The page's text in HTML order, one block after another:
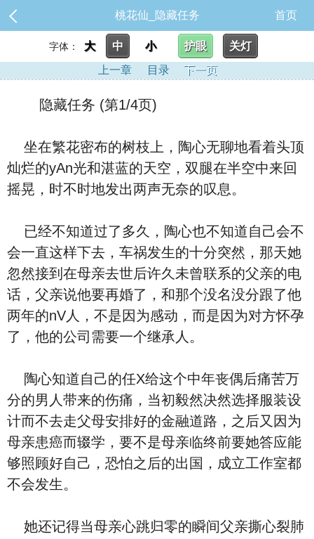
桃花仙_隐藏任务 首页
字体： 大 中 小 护眼
关灯
上一章
目录 下一页
隐藏任务 (第1/4页)
坐在繁花密布的树枝上，陶心无聊地看着头顶
灿烂的yAn光和湛蓝的天空，双腿在半空中来回
摇晃，时不时地发出两声无奈的叹息。
已经不知道过了多久，陶心也不知道自己会不
会一直这样下去，车祸发生的十分突然，那天她
忽然接到在母亲去世后许久未曾联系的父亲的电
话，父亲说他要再婚了，和那个没名没分跟了他
两年的nV人，不是因为感动，而是因为对方怀孕
了，他的公司需要一个继承人。
陶心知道自己的任X给这个中年丧偶后痛苦万
分的男人带来的伤痛，当初毅然决然选择服装设
计而不去走父母安排好的金融道路，之后又因为
母亲患癌而辍学，要不是母亲临终前要她答应能
够照顾好自己，恐怕之后的出国，成立工作室都
不会发生。
她还记得当母亲心跳归零的瞬间父亲撕心裂肺